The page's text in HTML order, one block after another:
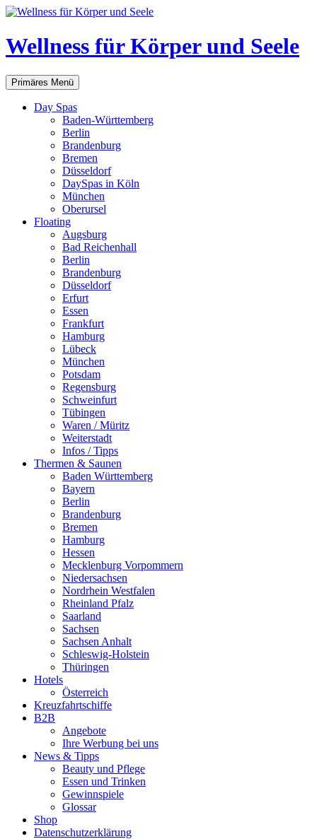
Zum
springen
Wellness für Körper und Seele
Suchen
Primäres Menü
Day Spas
Baden-Württemberg
Berlin
Brandenburg
Bremen
Düsseldorf
DaySpas in Köln
München
Oberursel
Floating
Augsburg
Bad Reichenhall
Berlin
Brandenburg
Düsseldorf
Erfurt
Essen
Frankfurt
Hamburg
Lübeck
München
Potsdam
Regensburg
Schweinfurt
Tübingen
Waren / Müritz
Weiterstadt
Infos / Tipps
Thermen & Saunen
Baden Württemberg
Bayern
Berlin
Brandenburg
Bremen
Hamburg
Hessen
Mecklenburg Vorpommern
Niedersachsen
Nordrhein Westfalen
Rheinland Pfalz
Saarland
Sachsen
Sachsen Anhalt
Schleswig-Holstein
Thüringen
Hotels
Österreich
Kreuzfahrtschiffe
B2B
Angebote
Ihre Werbung bei uns
News & Tipps
Beauty und Pflege
Essen und Trinken
Gewinnspiele
Glossar
Shop
Datenschutzerklärung